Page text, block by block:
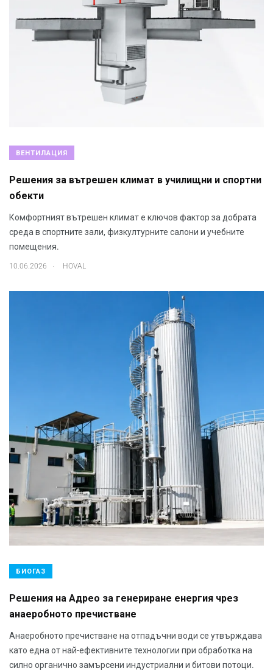
ВЕНТИЛАЦИЯ
Решения за вътрешен климат в училищни и спортни
обекти
Комфортният вътрешен климат е ключов фактор за добрата
среда в спортните зали, физкултурните салони и учебните
помещения.
10.06.2026 . HOVAL
БИОГАЗ
Решения на Адрео за генериране енергия чрез
анаеробното пречистване
Анаеробното пречистване на отпадъчни води се утвърждава
като една от най-ефективните технологии при обработка на
силно органично замърсени индустриални и битови потоци.